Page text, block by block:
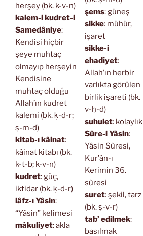
herşey (bk. k-v-n)
kalem-i kudret-i
Samedâniye:
Kendisi hiçbir
şeye muhtaç
olmayıp herşeyin
Kendisine
muhtaç olduğu
Allah’ın kudret
kalemi (bk. ḳ-d-r;
ṣ-m-d)
kitab-ı kâinat:
kâinat kitabı (bk.
k-t-b; k-v-n)
kudret: güç,
iktidar (bk. ḳ-d-r)
lâfz-ı Yâsin:
“Yâsin” kelimesi
mâkuliyet: akla
şems: güneş
sikke: mühür,
işaret
sikke-i
ehadiyet:
Allah’ın herbir
varlıkta görülen
birlik işareti (bk.
v-ḥ-d)
suhulet: kolaylık
Sûre-i Yâsin:
Yâsin Sûresi,
Kur’ân-ı
Kerimin 36.
sûresi
suret: şekil, tarz
(bk. ṣ-v-r)
tab’ edilmek:
basılmak